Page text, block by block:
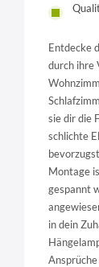
Entdecke
durch ihre
sie dir die
schlichte
Montage
gespannt
in dein